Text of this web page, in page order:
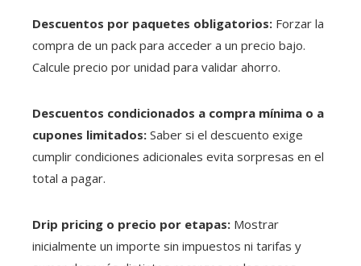
Descuentos por paquetes obligatorios: Forzar la
compra de un pack para acceder a un precio bajo.
Calcule precio por unidad para validar ahorro.
Descuentos condicionados a compra mínima o a
cupones limitados: Saber si el descuento exige
cumplir condiciones adicionales evita sorpresas en el
total a pagar.
Drip pricing o precio por etapas: Mostrar
inicialmente un importe sin impuestos ni tarifas y